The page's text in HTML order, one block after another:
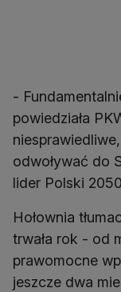
-
powiedziała
odwoływać do
lider Polski
Hołownia
trwała rok - od
prawomocne
jeszcze dwa